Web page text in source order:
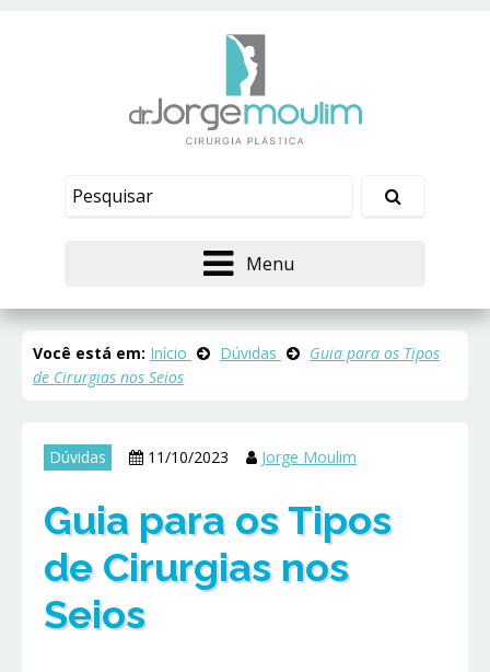
Menu
Você está em: Início Dúvidas
Guia para os Tipos
de Cirurgias nos Seios
Dúvidas 11/10/2023 Jorge Moulim
Guia para os Tipos
de Cirurgias nos
Seios